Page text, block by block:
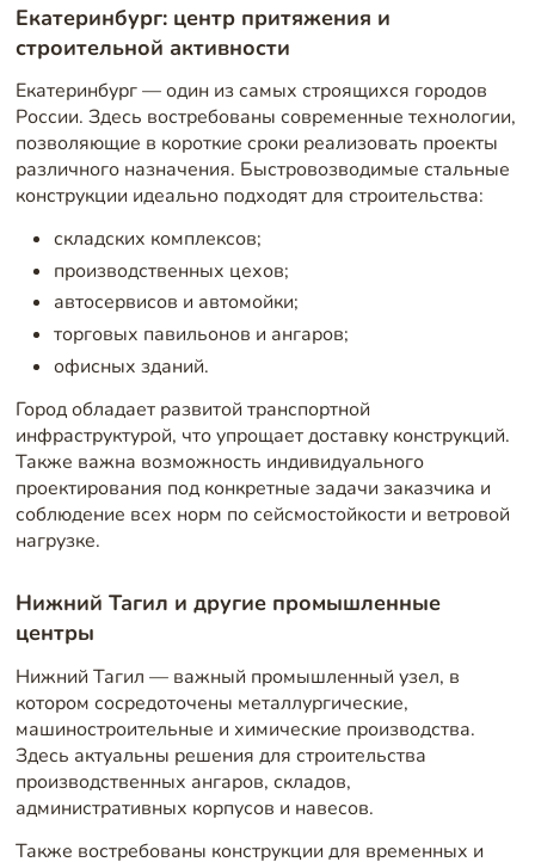
Екатеринбург: центр притяжения и
строительной активности
Екатеринбург — один из самых строящихся городов
России. Здесь востребованы современные технологии,
позволяющие в короткие сроки реализовать проекты
различного назначения. Быстровозводимые стальные
конструкции идеально подходят для строительства:
складских комплексов;
производственных цехов;
автосервисов и автомойки;
торговых павильонов и ангаров;
офисных зданий.
Город обладает развитой транспортной
инфраструктурой, что упрощает доставку конструкций.
Также важна возможность индивидуального
проектирования под конкретные задачи заказчика и
соблюдение всех норм по сейсмостойкости и ветровой
нагрузке.
Нижний Тагил и другие промышленные
центры
Нижний Тагил — важный промышленный узел, в
котором сосредоточены металлургические,
машиностроительные и химические производства.
Здесь актуальны решения для строительства
производственных ангаров, складов,
административных корпусов и навесов.
Также востребованы конструкции для временных и